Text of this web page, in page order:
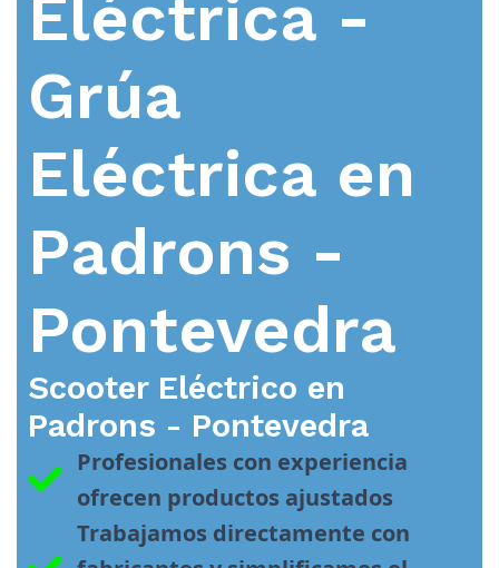
Eléctrica -
Grúa
Eléctrica en
Padrons -
Pontevedra
Scooter Eléctrico en
Padrons - Pontevedra
Profesionales con experiencia
ofrecen productos ajustados
Trabajamos directamente con